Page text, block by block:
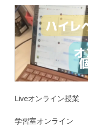
Liveオンライン授業
学習室オンライン